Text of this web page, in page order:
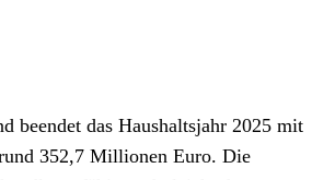
beendet das Haushaltsjahr 2025 mit
352,7 Millionen Euro. Die